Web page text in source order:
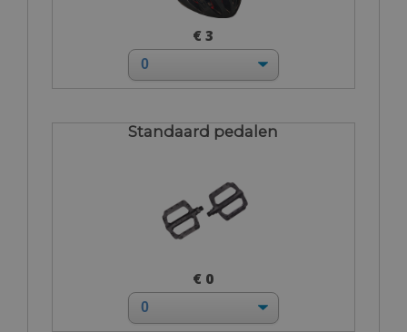
€ 3
Standaard pedalen
€ 0